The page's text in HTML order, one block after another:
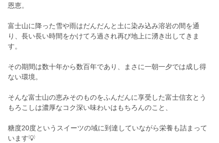
恩恵。
富士山に降った雪や雨はだんだんと土に染み込み溶岩の間を通
り、長い長い時間をかけてろ過され再び地上に湧き出してきま
す。
その期間は数十年から数百年であり、まさに一朝一夕では成し得
ない環境。
そんな富士山の恵みそのものをふんだんに享受した富士信玄とう
もろこしは濃厚なコク深い味わいはもちろんのこと、
糖度20度というスイーツの域に到達していながら栄養も詰まって
います💡